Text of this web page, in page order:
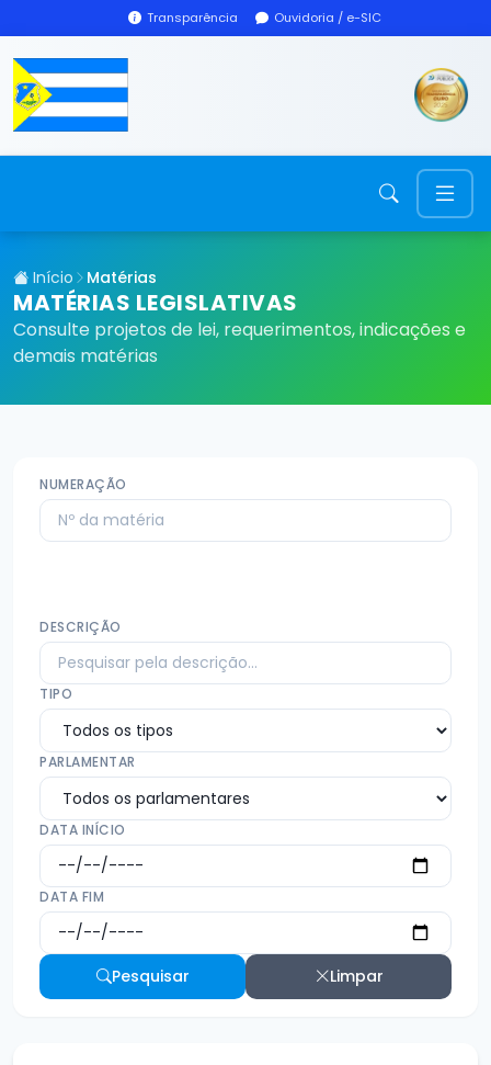
Transparência Ouvidoria / e-SIC
Início Matérias
MATÉRIAS LEGISLATIVAS
Consulte projetos de lei, requerimentos, indicações e
demais matérias
NUMERAÇÃO
DESCRIÇÃO
TIPO
PARLAMENTAR
DATA INÍCIO
DATA FIM
Pesquisar Limpar